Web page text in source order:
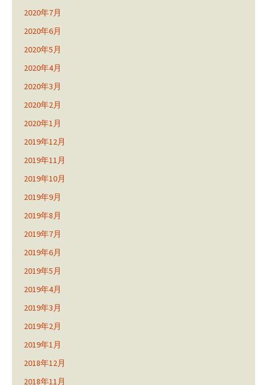
2020年7月
2020年6月
2020年5月
2020年4月
2020年3月
2020年2月
2020年1月
2019年12月
2019年11月
2019年10月
2019年9月
2019年8月
2019年7月
2019年6月
2019年5月
2019年4月
2019年3月
2019年2月
2019年1月
2018年12月
2018年11月